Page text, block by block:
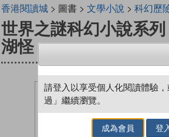
香港閱讀城> 圖書 > 文學小說 > 科幻歷
世界之謎科幻小說系
湖怪
請登入以享受個人化閱讀體驗
過」繼續瀏覽。
成為會員 登